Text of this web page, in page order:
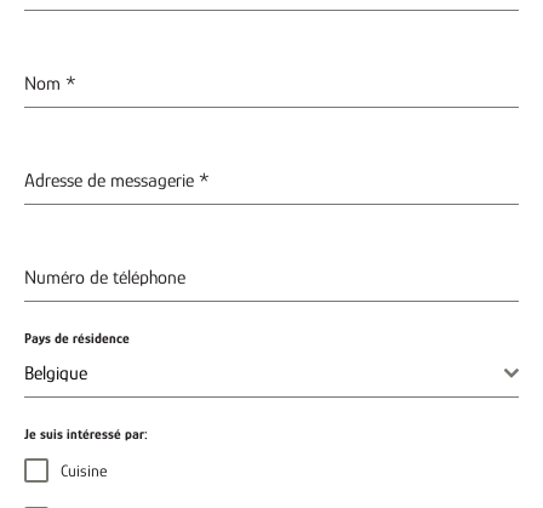
Nom *
Adresse de messagerie *
Numéro de téléphone
Pays de résidence
Belgique
Je suis intéressé par:
Cuisine